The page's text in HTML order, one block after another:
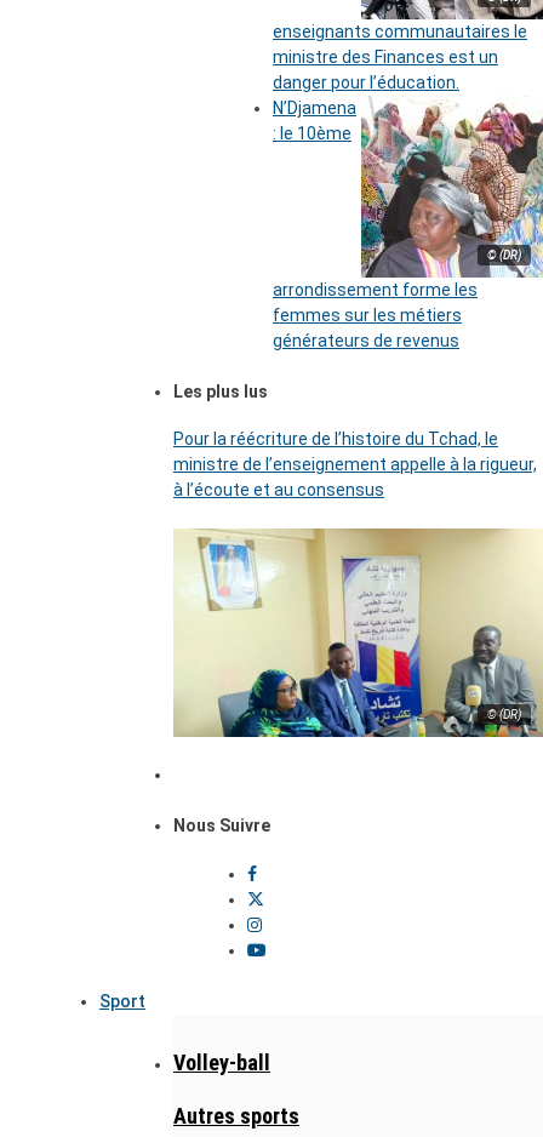
enseignants communautaires le
ministre des Finances est un
danger pour l’éducation.
© (DR)
N’Djamena
: le 10ème
arrondissement forme les
femmes sur les métiers
générateurs de revenus
Les plus lus
Pour la réécriture de l’histoire du Tchad, le
ministre de l’enseignement appelle à la rigueur,
à l’écoute et au consensus
© (DR)
Nous Suivre
Sport
Volley-ball
Autres sports